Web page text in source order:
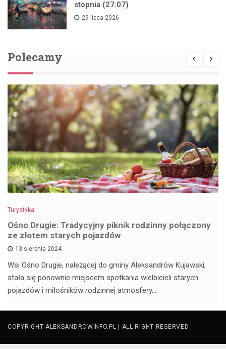
stopnia (27.07)
29 lipca 2026
Polecamy
Turystyka
Ośno Drugie: Tradycyjny piknik rodzinny połączony
ze zlotem starych pojazdów
13 sierpnia 2024
Wsi Ośno Drugie, należącej do gminy Aleksandrów Kujawski,
stała się ponownie miejscem spotkania wielbicieli starych
pojazdów i miłośników rodzinnej atmosfery.…
COPYRIGHT ALEKSANDROWINFO.PL | ALL RIGHT RESERVED